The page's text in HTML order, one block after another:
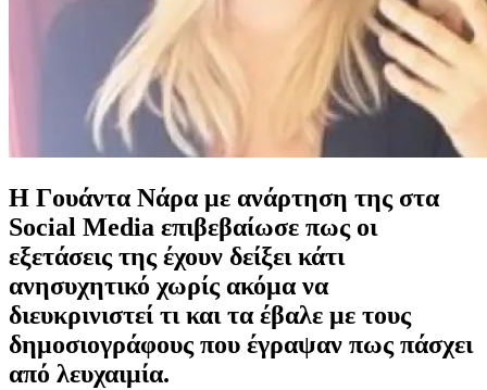
Η Γουάντα Νάρα με ανάρτηση της στα
Social Media επιβεβαίωσε πως οι
εξετάσεις της έχουν δείξει κάτι
ανησυχητικό χωρίς ακόμα να
διευκρινιστεί τι και τα έβαλε με τους
δημοσιογράφους που έγραψαν πως πάσχει
από λευχαιμία.